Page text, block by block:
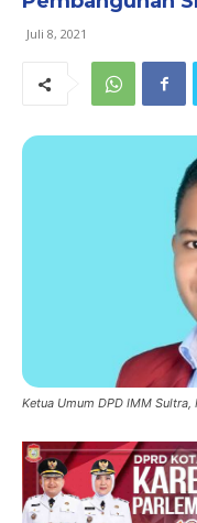
Juli 8, 2021
Ketua Umum DPD IMM